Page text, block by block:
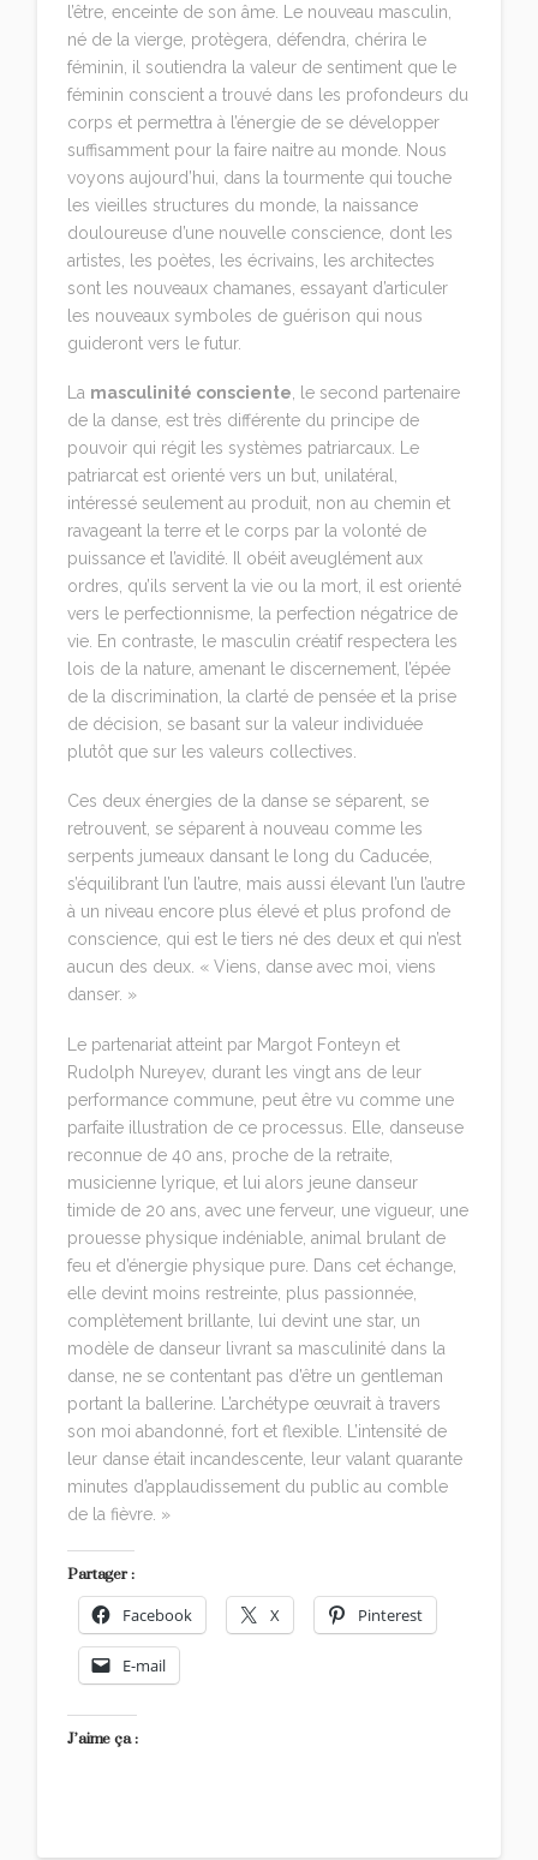
l’être, enceinte de son âme. Le nouveau masculin,
né de la vierge, protègera, défendra, chérira le
féminin, il soutiendra la valeur de sentiment que le
féminin conscient a trouvé dans les profondeurs du
corps et permettra à l’énergie de se développer
suffisamment pour la faire naitre au monde. Nous
voyons aujourd’hui, dans la tourmente qui touche
les vieilles structures du monde, la naissance
douloureuse d’une nouvelle conscience, dont les
artistes, les poètes, les écrivains, les architectes
sont les nouveaux chamanes, essayant d’articuler
les nouveaux symboles de guérison qui nous
guideront vers le futur.
La masculinité consciente , le second partenaire
de la danse, est très différente du principe de
pouvoir qui régit les systèmes patriarcaux. Le
patriarcat est orienté vers un but, unilatéral,
intéressé seulement au produit, non au chemin et
ravageant la terre et le corps par la volonté de
puissance et l’avidité. Il obéit aveuglément aux
ordres, qu’ils servent la vie ou la mort, il est orienté
vers le perfectionnisme, la perfection négatrice de
vie. En contraste, le masculin créatif respectera les
lois de la nature, amenant le discernement, l’épée
de la discrimination, la clarté de pensée et la prise
de décision, se basant sur la valeur individuée
plutôt que sur les valeurs collectives.
Ces deux énergies de la danse se séparent, se
retrouvent, se séparent à nouveau comme les
serpents jumeaux dansant le long du Caducée,
s’équilibrant l’un l’autre, mais aussi élevant l’un l’autre
à un niveau encore plus élevé et plus profond de
conscience, qui est le tiers né des deux et qui n’est
aucun des deux. « Viens, danse avec moi, viens
danser. »
Le partenariat atteint par Margot Fonteyn et
Rudolph Nureyev, durant les vingt ans de leur
performance commune, peut être vu comme une
parfaite illustration de ce processus. Elle, danseuse
reconnue de 40 ans, proche de la retraite,
musicienne lyrique, et lui alors jeune danseur
timide de 20 ans, avec une ferveur, une vigueur, une
prouesse physique indéniable, animal brulant de
feu et d’énergie physique pure. Dans cet échange,
elle devint moins restreinte, plus passionnée,
complètement brillante, lui devint une star, un
modèle de danseur livrant sa masculinité dans la
danse, ne se contentant pas d’être un gentleman
portant la ballerine. L’archétype œuvrait à travers
son moi abandonné, fort et flexible. L’intensité de
leur danse était incandescente, leur valant quarante
minutes d’applaudissement du public au comble
de la fièvre. »
Partager :
Facebook X Pinterest
E-mail
J’aime ça :